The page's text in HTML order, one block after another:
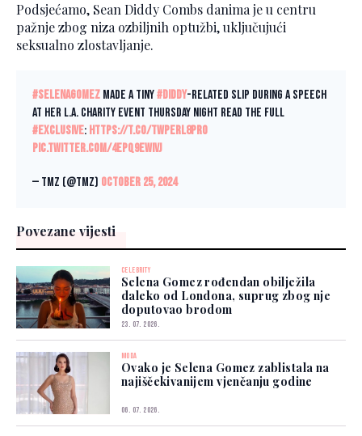
Podsjećamo, Sean Diddy Combs danima je u centru
pažnje zbog niza ozbiljnih optužbi, uključujući
seksualno zlostavljanje.
#SelenaGomez made a tiny#Diddy-related slip during a speech
at her L.A. charity event Thursday night Read the full
#exclusive: https://t.co/twPeRl8PRO
pic.twitter.com/4EpQ9eWIVJ
— TMZ (@TMZ) October 25, 2024
Povezane vijesti
CELEBRITY
Selena Gomez rođendan obilježila
daleko od Londona, suprug zbog nje
doputovao brodom
23. 07. 2026.
MODA
Ovako je Selena Gomez zablistala na
najiščekivanijem vjenčanju godine
06. 07. 2026.